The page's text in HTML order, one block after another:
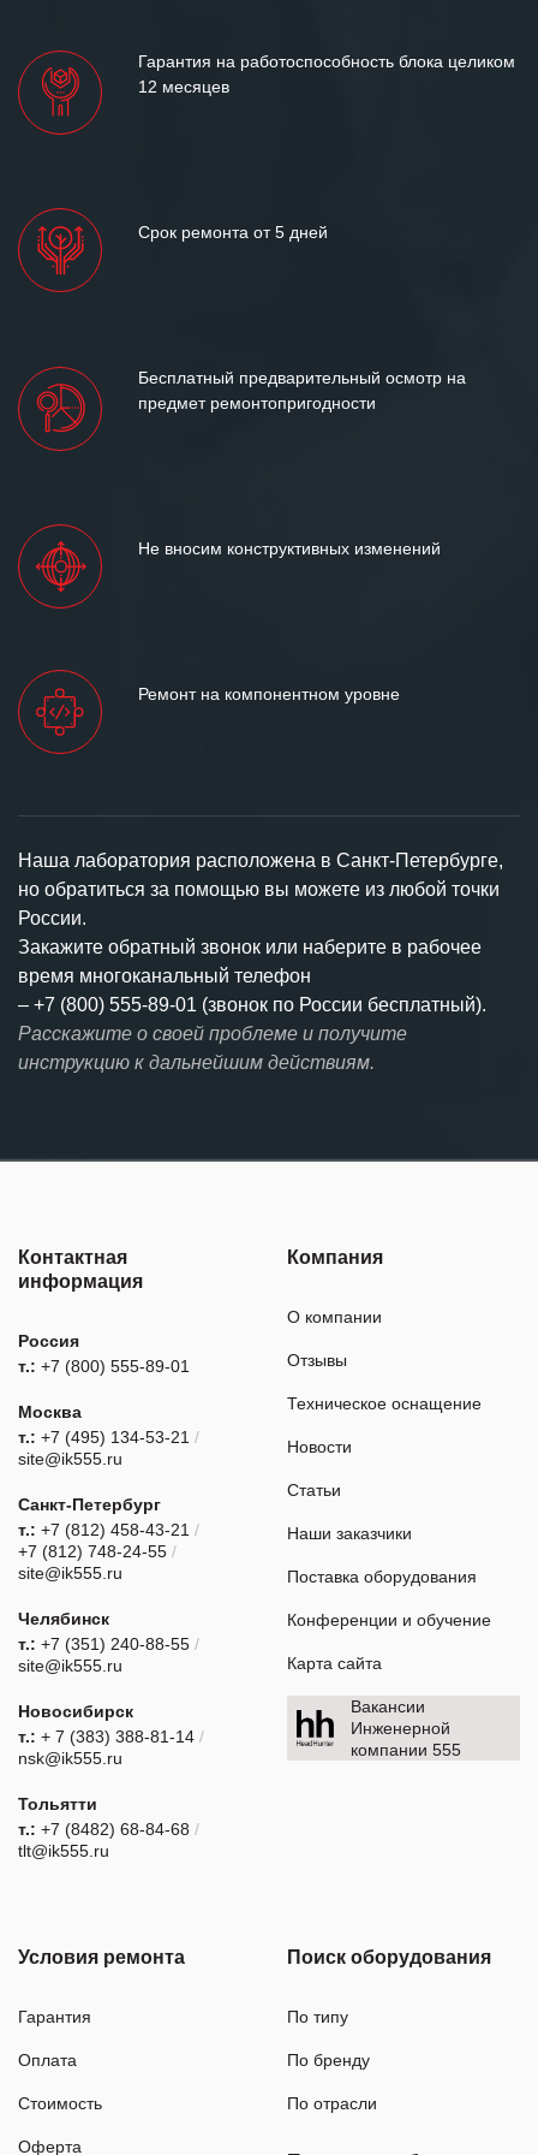
Гарантия на работоспособность блока целиком
12 месяцев
Срок ремонта от 5 дней
Бесплатный предварительный осмотр на
предмет ремонтопригодности
Не вносим конструктивных изменений
Ремонт на компонентном уровне
Наша лаборатория расположена в Санкт-Петербурге,
но обратиться за помощью вы можете из любой точки
России.
Закажите обратный звонок или наберите в рабочее
время многоканальный телефон
– +7 (800) 555-89-01 (звонок по России бесплатный).
Расскажите о своей проблеме и получите
инструкцию к дальнейшим действиям.
Контактная
информация
Россия
т.: +7 (800) 555-89-01
Москва
т.: +7 (495) 134-53-21 /
site@ik555.ru
Санкт-Петербург
т.: +7 (812) 458-43-21 /
+7 (812) 748-24-55 /
site@ik555.ru
Челябинск
т.: +7 (351) 240-88-55 /
site@ik555.ru
Новосибирск
т.: + 7 (383) 388-81-14 /
nsk@ik555.ru
Тольятти
т.: +7 (8482) 68-84-68 /
tlt@ik555.ru
Компания
О компании
Отзывы
Техническое оснащение
Новости
Статьи
Наши заказчики
Поставка оборудования
Конференции и обучение
Карта сайта
Вакансии
Инженерной
компании 555
Условия ремонта
Гарантия
Оплата
Стоимость
Оферта
Поиск оборудования
По типу
По бренду
По отрасли